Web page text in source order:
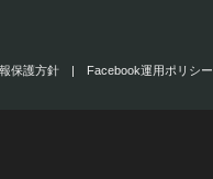
保護方針 | Facebook運用ポリシー